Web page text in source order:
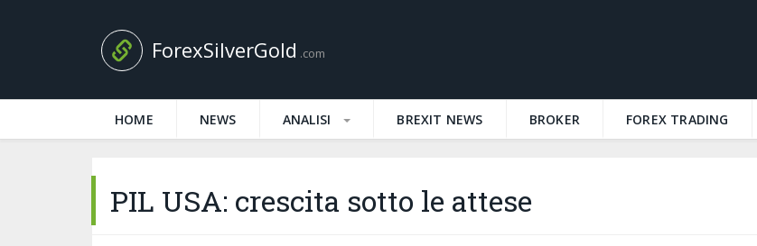
ForexSilverGold .com
HOME NEWS ANALISI BREXIT NEWS BROKER FOREX TRADING
PIL USA: crescita sotto le attese